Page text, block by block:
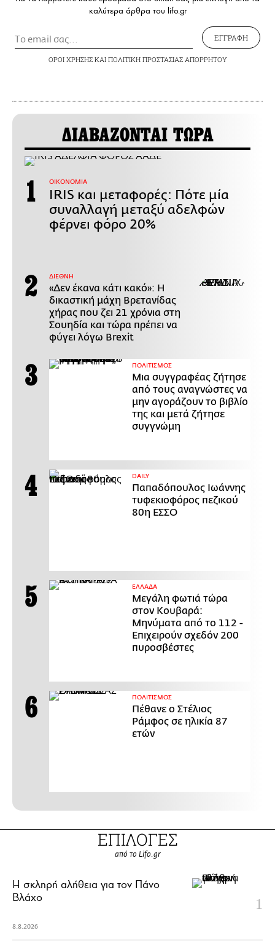
καλύτερα άρθρα του lifo.gr
ΕΓΓΡΑΦΗ
ΟΡΟΙ ΧΡΗΣΗΣΚΑΙ ΠΟΛΙΤΙΚΗ ΠΡΟΣΤΑΣΙΑΣ ΑΠΟΡΡΗΤΟΥ
ΔΙΑΒΑΖΟΝΤΑΙ ΤΩΡΑ
ΟΙΚΟΝΟΜΙΑ
IRIS και μεταφορές: Πότε μία
συναλλαγή μεταξύ αδελφών
φέρνει φόρο 20%
ΔΙΕΘΝΗ
«Δεν έκανα κάτι κακό»: Η
δικαστική μάχη Βρετανίδας
χήρας που ζει 21 χρόνια στη
Σουηδία και τώρα πρέπει να
φύγει λόγω Brexit
ΠΟΛΙΤΙΣΜΟΣ
Μια συγγραφέας ζήτησε
από τους αναγνώστες να
μην αγοράζουν το βιβλίο
της και μετά ζήτησε
συγγνώμη
DAILY
Παπαδόπουλος Ιωάννης
τυφεκιοφόρος πεζικού
80η ΕΣΣΟ
ΕΛΛΑΔΑ
Μεγάλη φωτιά τώρα
στον Κουβαρά:
Μηνύματα από το 112 -
Επιχειρούν σχεδόν 200
πυροσβέστες
ΠΟΛΙΤΙΣΜΟΣ
Πέθανε ο Στέλιος
Ράμφος σε ηλικία 87
ετών
ΕΠΙΛΟΓΕΣ
από το Lifo.gr
H σκληρή αλήθεια για τον Πάνο
Βλάχο
8.8.2026